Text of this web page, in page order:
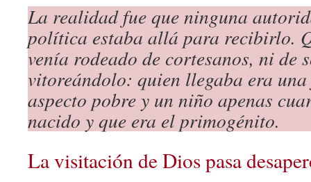
La realidad fue que ninguna
política estaba allá para recibirlo.
venía rodeado de cortesanos, ni de
vitoreándolo: quien llegaba era
aspecto pobre y un niño apenas
nacido y que era el primogénito.
La visitación de Dios pasa